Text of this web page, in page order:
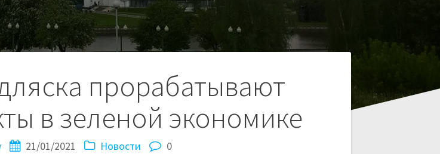
прорабатывают
в зеленой экономике
21/01/2021 Новости
0